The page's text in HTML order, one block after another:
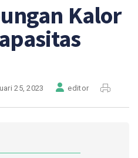
Kalor
25, 2023 editor